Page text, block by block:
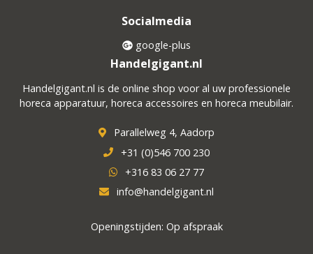
Socialmedia
google-plus
Handelgigant.nl
Handelgigant.nl is de online shop voor al uw professionele
horeca apparatuur, horeca accessoires en horeca meubilair.
Parallelweg 4, Aadorp
+31 (0)546 700 230
+316 83 06 27 77
info@handelgigant.nl
Openingstijden: Op afspraak